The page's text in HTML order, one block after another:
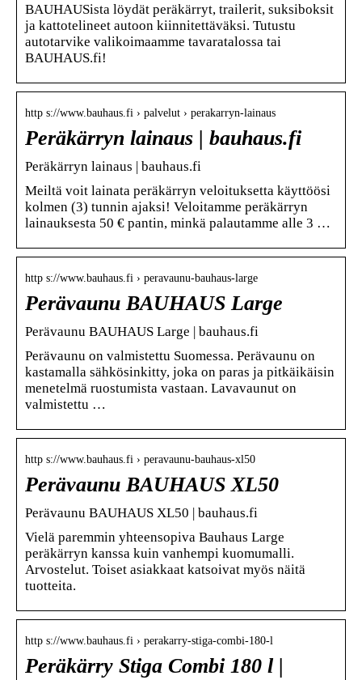
BAUHAUSista löydät peräkärryt, trailerit, suksiboksit
ja kattotelineet autoon kiinnitettäväksi. Tutustu
autotarvike valikoimaamme tavaratalossa tai
BAUHAUS.fi!
http s://www.bauhaus.fi › palvelut › perakarryn-lainaus
Peräkärryn lainaus | bauhaus.fi
Peräkärryn lainaus | bauhaus.fi
Meiltä voit lainata peräkärryn veloituksetta käyttöösi
kolmen (3) tunnin ajaksi! Veloitamme peräkärryn
lainauksesta 50 € pantin, minkä palautamme alle 3 …
http s://www.bauhaus.fi › peravaunu-bauhaus-large
Perävaunu BAUHAUS Large
Perävaunu BAUHAUS Large | bauhaus.fi
Perävaunu on valmistettu Suomessa. Perävaunu on
kastamalla sähkösinkitty, joka on paras ja pitkäikäisin
menetelmä ruostumista vastaan. Lavavaunut on
valmistettu …
http s://www.bauhaus.fi › peravaunu-bauhaus-xl50
Perävaunu BAUHAUS XL50
Perävaunu BAUHAUS XL50 | bauhaus.fi
Vielä paremmin yhteensopiva Bauhaus Large
peräkärryn kanssa kuin vanhempi kuomumalli.
Arvostelut. Toiset asiakkaat katsoivat myös näitä
tuotteita.
http s://www.bauhaus.fi › perakarry-stiga-combi-180-l
Peräkärry Stiga Combi 180 l |